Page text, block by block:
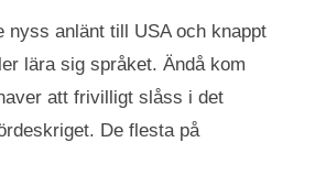
nyss anlänt till USA och knappt
lära sig språket. Ändå kom
att frivilligt slåss i det
De flesta på